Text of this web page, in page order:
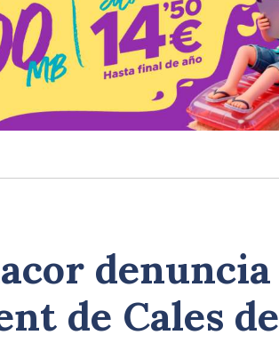
denuncia
de Cales de